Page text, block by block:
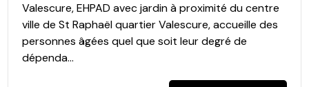
Valescure, EHPAD avec jardin à proximité du centre
ville de St Raphaël quartier Valescure, accueille des
personnes âgées quel que soit leur degré de
dépenda...